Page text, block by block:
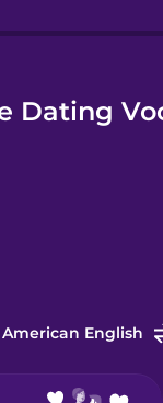
Dating
American English